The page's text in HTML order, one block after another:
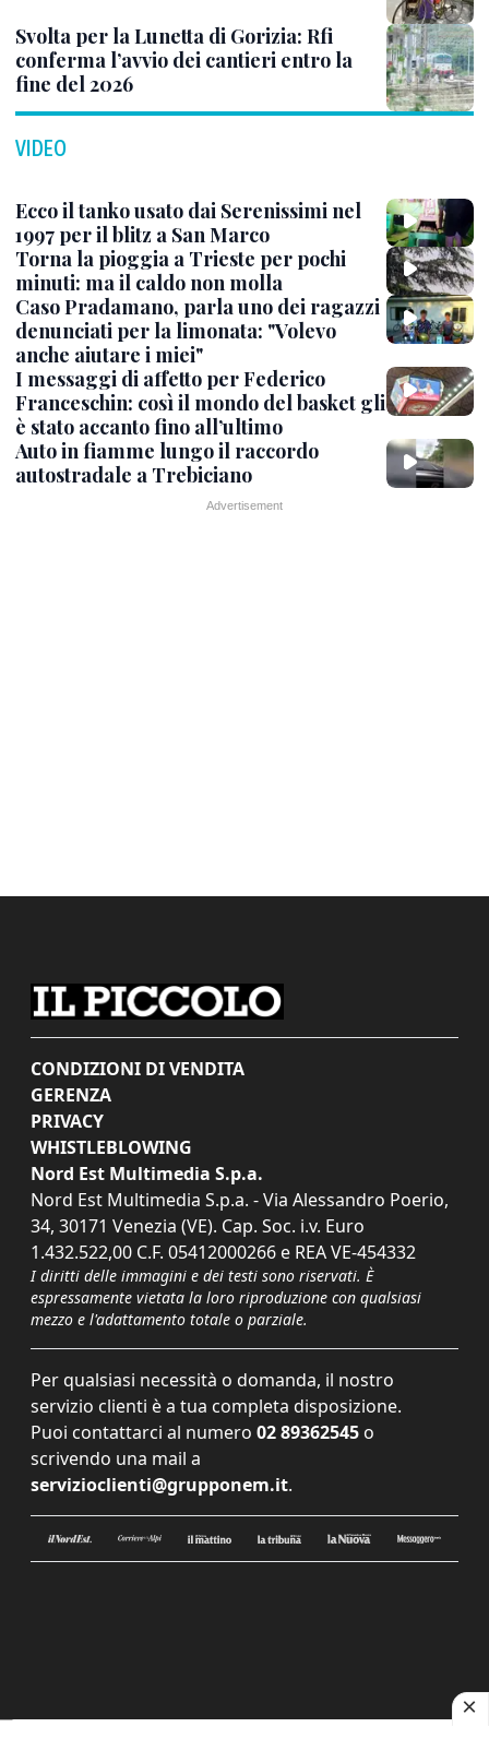
Svolta per la Lunetta di Gorizia: Rfi
conferma l’avvio dei cantieri entro la
fine del 2026
VIDEO
Ecco il tanko usato dai Serenissimi nel
1997 per il blitz a San Marco
Torna la pioggia a Trieste per pochi
minuti: ma il caldo non molla
Caso Pradamano, parla uno dei ragazzi
denunciati per la limonata: "Volevo
anche aiutare i miei"
I messaggi di affetto per Federico
Franceschin: così il mondo del basket gli
è stato accanto fino all’ultimo
Auto in fiamme lungo il raccordo
autostradale a Trebiciano
CONDIZIONI DI VENDITA
GERENZA
PRIVACY
WHISTLEBLOWING
Nord Est Multimedia S.p.a.
Nord Est Multimedia S.p.a. - Via Alessandro Poerio,
34, 30171 Venezia (VE). Cap. Soc. i.v. Euro
1.432.522,00 C.F. 05412000266 e REA VE-454332
I diritti delle immagini e dei testi sono riservati. È
espressamente vietata la loro riproduzione con qualsiasi
mezzo e l'adattamento totale o parziale.
Per qualsiasi necessità o domanda, il nostro
servizio clienti è a tua completa disposizione.
Puoi contattarci al numero 02 89362545 o
scrivendo una mail a
servizioclienti@grupponem.it.